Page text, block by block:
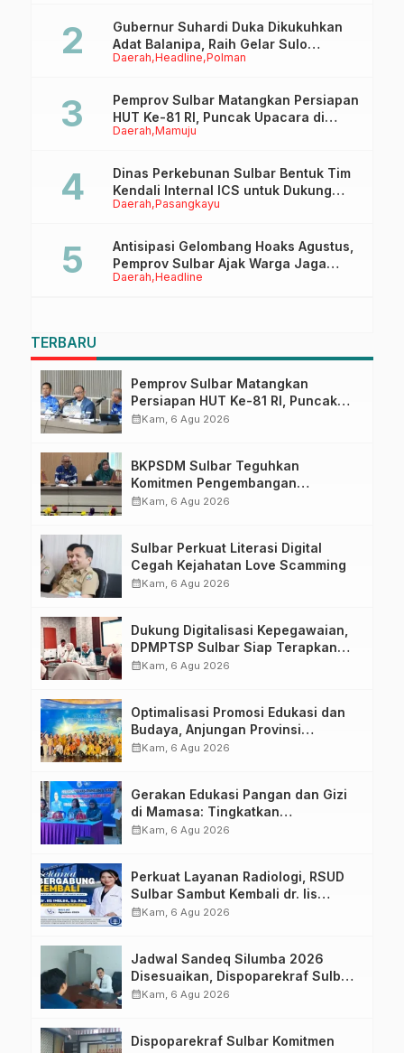
Daerah Headline Polman
Gubernur Suhardi Duka Dikukuhkan
Adat Balanipa, Raih Gelar Sulo
Tappidena
Daerah Mamuju
Pemprov Sulbar Matangkan Persiapan
HUT Ke-81 RI, Puncak Upacara di
Lapangan Ahmad Kirang
Daerah Pasangkayu
Dinas Perkebunan Sulbar Bentuk Tim
Kendali Internal ICS untuk Dukung
Sertifikasi ISPO Pekebun di
Daerah Headline
Antisipasi Gelombang Hoaks Agustus,
Pemprov Sulbar Ajak Warga Jaga
Ruang Digital
TERBARU
Pemprov Sulbar Matangkan
Persiapan HUT Ke-81 RI, Puncak
Upacara di Lapangan Ahmad
calendar_monthKam, 6 Agu 2026
BKPSDM Sulbar Teguhkan
Komitmen Pengembangan
Kompetensi ASN melalui
calendar_monthKam, 6 Agu 2026
Sulbar Perkuat Literasi Digital
Cegah Kejahatan Love Scamming
calendar_monthKam, 6 Agu 2026
Dukung Digitalisasi Kepegawaian,
DPMPTSP Sulbar Siap Terapkan
Aplikasi FLEKSI ASN
calendar_monthKam, 6 Agu 2026
Optimalisasi Promosi Edukasi dan
Budaya, Anjungan Provinsi
Sulawesi Barat Perkuat Kolaborasi
calendar_monthKam, 6 Agu 2026
Gerakan Edukasi Pangan dan Gizi
di Mamasa: Tingkatkan
Pengetahuan dan Keterampilan
calendar_monthKam, 6 Agu 2026
Perkuat Layanan Radiologi, RSUD
Sulbar Sambut Kembali dr. Iis
Imelda, Sp.Rad
calendar_monthKam, 6 Agu 2026
Jadwal Sandeq Silumba 2026
Disesuaikan, Dispoparekraf Sulbar
Pastikan Persiapan Tetap
calendar_monthKam, 6 Agu 2026
Dispoparekraf Sulbar Komitmen